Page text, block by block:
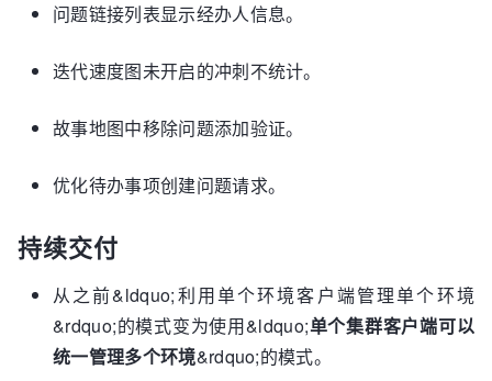
问题链接列表显示经办人信息。
迭代速度图未开启的冲刺不统计。
故事地图中移除问题添加验证。
优化待办事项创建问题请求。
持续交付
从之前&ldquo;利用单个环境客户端管理单个环境
&rdquo;的模式变为使用&ldquo;单个集群客户端可以
统一管理多个环境&rdquo;的模式。